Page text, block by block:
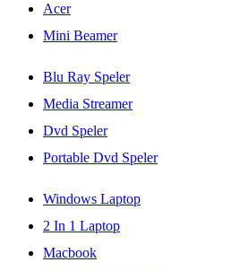
Acer
Mini Beamer
Blu Ray Speler
Media Streamer
Dvd Speler
Portable Dvd Speler
Windows Laptop
2 In 1 Laptop
Macbook